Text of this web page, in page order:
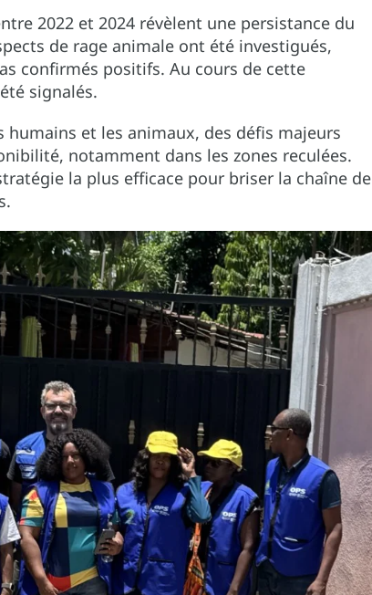
2022 et 2024 révèlent une persistance du
de rage animale ont été investigués,
confirmés positifs. Au cours de cette
signalés.
humains et les animaux, des défis majeurs
notamment dans les zones reculées.
la plus efficace pour briser la chaîne de